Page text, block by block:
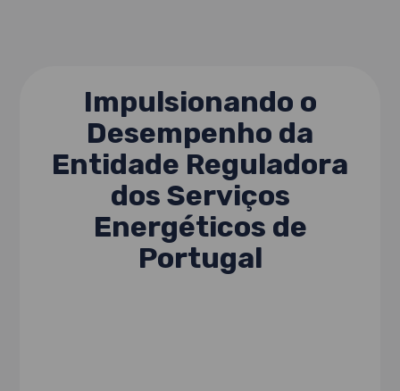
Impulsionando o
Desempenho da
Entidade Reguladora
dos Serviços
Energéticos de
Portugal